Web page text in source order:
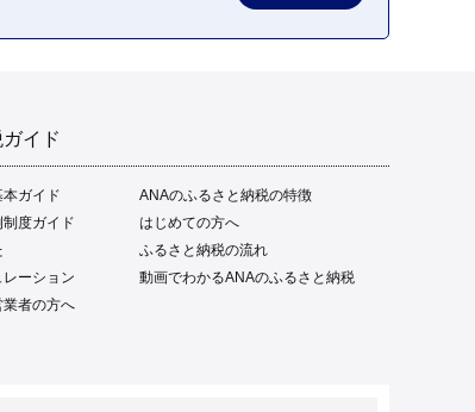
食卓 ご飯のお供 父の日 ギ
フト プレゼント[1669]
イド
ガイド
ANAのふるさと納税の特徴
度ガイド
はじめての方へ
ふるさと納税の流れ
ーション
動画でわかるANAのふるさと納税
者の方へ